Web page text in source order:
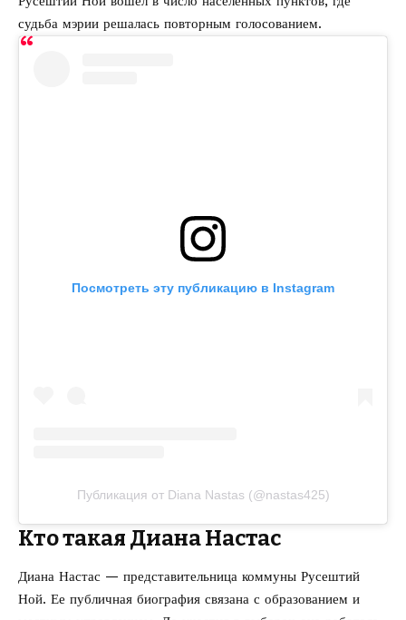
судьба мэрии решалась повторным голосованием.
Посмотреть эту публикацию в Instagram
Публикация от Diana Nastas (@nastas425)
Кто такая Диана Настас
Диана Настас — представительница коммуны Русештий
Ной. Ее публичная биография связана с образованием и